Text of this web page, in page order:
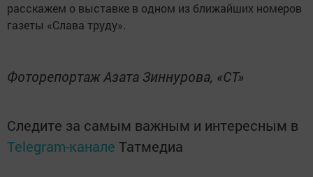
расскажем о выставке в одном из ближайших номеров
газеты «Слава труду».
Фоторепортаж Азата Зиннурова, «СТ»
Следите за самым важным и интересным в
Telegram-канале Татмедиа